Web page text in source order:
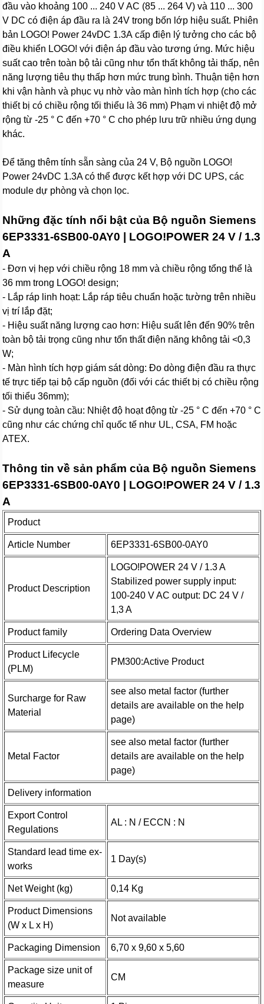
đầu vào khoảng 100 ... 240 V AC (85 ... 264 V) và 110 ... 300
V DC có điện áp đầu ra là 24V trong bốn lớp hiệu suất. Phiên
bản LOGO! Power 24vDC 1.3A cấp điện lý tưởng cho các bộ
điều khiển LOGO! với điện áp đầu vào tương ứng. Mức hiệu
suất cao trên toàn bộ tải cũng như tổn thất không tải thấp, nên
năng lượng tiêu thụ thấp hơn mức trung bình. Thuận tiện hơn
khi vận hành và phục vụ nhờ vào màn hình tích hợp (cho các
thiết bị có chiều rộng tối thiểu là 36 mm) Phạm vi nhiệt độ mở
rộng từ -25 ° C đến +70 ° C cho phép lưu trữ nhiều ứng dụng
khác.
Để tăng thêm tính sẵn sàng của 24 V, Bộ nguồn LOGO!
Power 24vDC 1.3A có thể được kết hợp với DC UPS, các
module dự phòng và chọn lọc.
Những đặc tính nổi bật của Bộ nguồn Siemens
6EP3331-6SB00-0AY0 | LOGO!POWER 24 V / 1.3
A
- Đơn vị hẹp với chiều rộng 18 mm và chiều rộng tổng thể là
36 mm trong LOGO! design;
- Lắp ráp linh hoạt: Lắp ráp tiêu chuẩn hoặc tường trên nhiều
vị trí lắp đặt;
- Hiệu suất năng lượng cao hơn: Hiệu suất lên đến 90% trên
toàn bộ tải trọng cũng như tổn thất điện năng không tải <0,3
W;
- Màn hình tích hợp giám sát dòng: Đo dòng điện đầu ra thực
tế trực tiếp tại bộ cấp nguồn (đối với các thiết bị có chiều rộng
tối thiểu 36mm);
- Sử dụng toàn cầu: Nhiệt độ hoạt động từ -25 ° C đến +70 ° C
cũng như các chứng chỉ quốc tế như UL, CSA, FM hoặc
ATEX.
Thông tin về sản phẩm của Bộ nguồn Siemens
6EP3331-6SB00-0AY0 | LOGO!POWER 24 V / 1.3
A
Product
Article Number 6EP3331-6SB00-0AY0
Product Description
LOGO!POWER 24 V / 1.3 A
Stabilized power supply input:
100-240 V AC output: DC 24 V /
1,3 A
Product family Ordering Data Overview
Product Lifecycle
(PLM)
PM300:Active Product
Surcharge for Raw
Material
see also metal factor (further
details are available on the help
page)
Metal Factor
see also metal factor (further
details are available on the help
page)
Delivery information
Export Control
Regulations
AL : N / ECCN : N
Standard lead time ex-
works
1 Day(s)
Net Weight (kg) 0,14 Kg
Product Dimensions
(W x L x H)
Not available
Packaging Dimension 6,70 x 9,60 x 5,60
Package size unit of
measure
CM